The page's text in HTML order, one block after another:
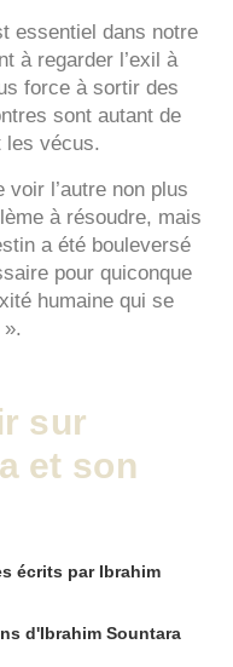
essentiel dans notre
à regarder l’exil à
force à sortir des
sont autant de
les vécus.
voir l’autre non plus
à résoudre, mais
a été bouleversé
pour quiconque
humaine qui se
sur
et son
écrits par Ibrahim
d'Ibrahim Sountara